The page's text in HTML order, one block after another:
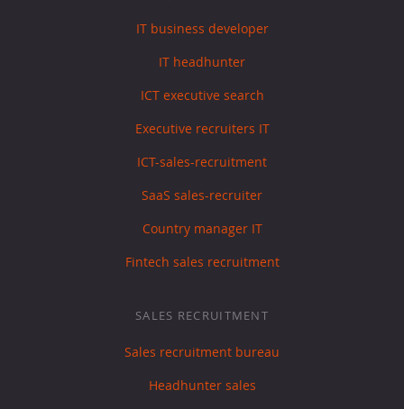
IT business developer
IT headhunter
ICT executive search
Executive recruiters IT
ICT-sales-recruitment
SaaS sales-recruiter
Country manager IT
Fintech sales recruitment
SALES RECRUITMENT
Sales recruitment bureau
Headhunter sales